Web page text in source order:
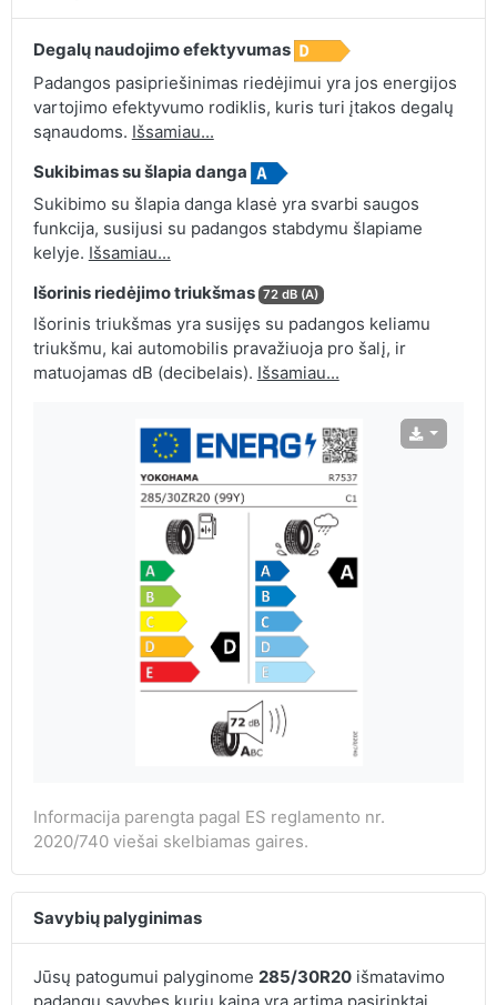
Degalų naudojimo efektyvumas
Padangos pasipriešinimas riedėjimui yra jos energijos
vartojimo efektyvumo rodiklis, kuris turi įtakos degalų
sąnaudoms. Išsamiau...
Sukibimas su šlapia danga
Sukibimo su šlapia danga klasė yra svarbi saugos
funkcija, susijusi su padangos stabdymu šlapiame
kelyje. Išsamiau...
Išorinis riedėjimo triukšmas 72 dB (A)
Išorinis triukšmas yra susijęs su padangos keliamu
triukšmu, kai automobilis pravažiuoja pro šalį, ir
matuojamas dB (decibelais). Išsamiau...
Informacija parengta pagal ES reglamento nr.
2020/740 viešai skelbiamas gaires.
Savybių palyginimas
Jūsų patogumui palyginome 285/30R20išmatavimo
padangų savybes kurių kaina yra artima pasirinktai